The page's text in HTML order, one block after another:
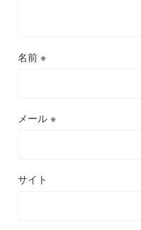
名前 ※
メール ※
サイト